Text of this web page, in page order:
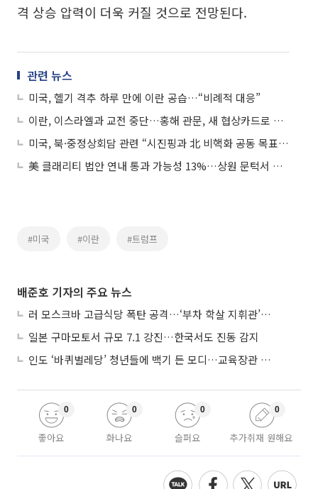
격 상승 압력이 더욱 커질 것으로 전망된다.
관련 뉴스
미국, 헬기 격추 하루 만에 이란 공습…“비례적 대응”
이란, 이스라엘과 교전 중단…홍해 관문, 새 협상카드로 부상
미국, 북·중정상회담 관련 “시진핑과 北 비핵화 공동 목표 확인”
美 클래리티 법안 연내 통과 가능성 13%…상원 문턱서 제동
#미국 #이란 #트럼프
배준호 기자의 주요 뉴스
러 모스크바 고급식당 폭탄 공격…‘부차 학살 지휘관’ 노렸나
일본 구마모토서 규모 7.1 강진…한국서도 진동 감지
인도 ‘바퀴벌레당’ 청년들에 백기 든 모디…교육장관 사퇴
좋아요
0
화나요
0
슬퍼요
0
추가취재 원해요
0